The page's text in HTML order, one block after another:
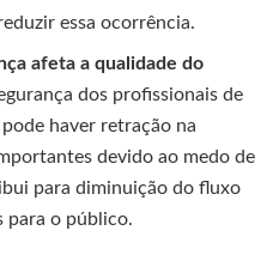
essa ocorrência.
afeta a qualidade do
dos profissionais de
haver retração na
devido ao medo de
para diminuição do fluxo
para o público.